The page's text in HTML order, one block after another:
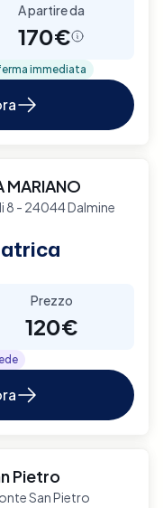
A partire da
170€
immediata
MARIANO
8 - 24044 Dalmine
Prezzo
120€
Pietro
San Pietro